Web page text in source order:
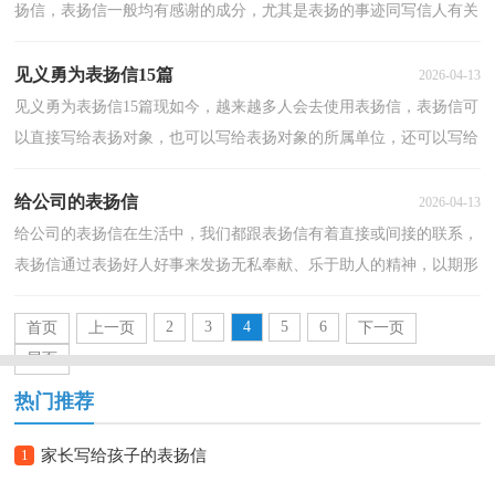
扬信，表扬信一般均有感谢的成分，尤其是表扬的事迹同写信人有关
见义勇为表扬信15篇 2026-04-13
见义勇为表扬信15篇现如今，越来越多人会去使用表扬信，表扬信可
以直接写给表扬对象，也可以写给表扬对象的所属单位，还可以写给
给公司的表扬信 2026-04-13
给公司的表扬信在生活中，我们都跟表扬信有着直接或间接的联系，
表扬信通过表扬好人好事来发扬无私奉献、乐于助人的精神，以期形
首页
上一页 2 3 4 5 6
下一页
尾页
热门推荐
1 家长写给孩子的表扬信